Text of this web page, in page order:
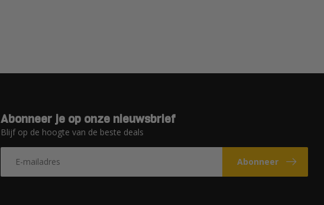
Abonneer je op onze nieuwsbrief
Blijf op de hoogte van de beste deals
Abonneer